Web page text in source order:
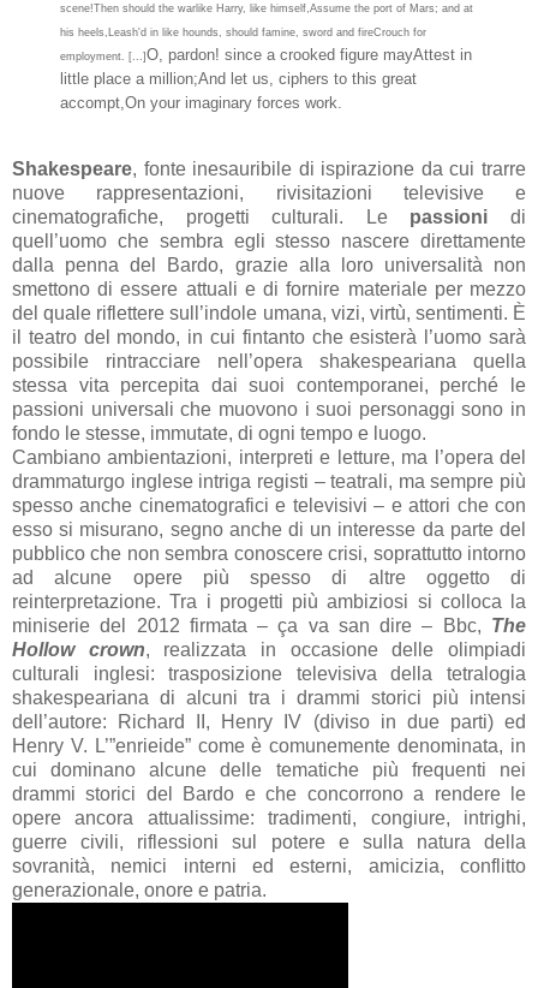
scene!Then should the warlike Harry, like himself, Assume the port of Mars; and at
his heels,
Leash'd in like hounds, should famine, sword and fireCrouch for
employment. [...] O, pardon! since a crooked figure mayAttest in
little place a million;And let us, ciphers to this great
accompt, On your imaginary forces work.
Shakespeare, fonte inesauribile di ispirazione da cui trarre
nuove rappresentazioni, rivisitazioni televisive e
cinematografiche, progetti culturali. Le passionidi
quell’uomo che sembra egli stesso nascere direttamente
dalla penna del Bardo, grazie alla loro universalità non
smettono di essere attuali e di fornire materiale per mezzo
del quale riflettere sull’indole umana, vizi, virtù, sentimenti. È
il teatro del mondo, in cui fintanto che esisterà l’uomo sarà
possibile rintracciare nell’opera shakespeariana quella
stessa vita percepita dai suoi contemporanei, perché le
passioni universali che muovono i suoi personaggi sono in
fondo le stesse, immutate, di ogni tempo e luogo.
Cambiano ambientazioni, interpreti e letture, ma l’opera del
drammaturgo inglese intriga registi – teatrali, ma sempre più
spesso anche cinematografici e televisivi – e attori che con
esso si misurano, segno anche di un interesse da parte del
pubblico che non sembra conoscere crisi, soprattutto intorno
ad alcune opere più spesso di altre oggetto di
reinterpretazione. Tra i progetti più ambiziosi si colloca la
miniserie del 2012 firmata – ça va san dire – Bbc, The
Hollow crown, realizzata in occasione delle olimpiadi
culturali inglesi: trasposizione televisiva della tetralogia
shakespeariana di alcuni tra i drammi storici più intensi
dell’autore: Richard II, Henry IV (diviso in due parti) ed
Henry V. L’”enrieide” come è comunemente denominata, in
cui dominano alcune delle tematiche più frequenti nei
drammi storici del Bardo e che concorrono a rendere le
opere ancora attualissime: tradimenti, congiure, intrighi,
guerre civili, riflessioni sul potere e sulla natura della
sovranità, nemici interni ed esterni, amicizia, conflitto
generazionale, onore e patria.